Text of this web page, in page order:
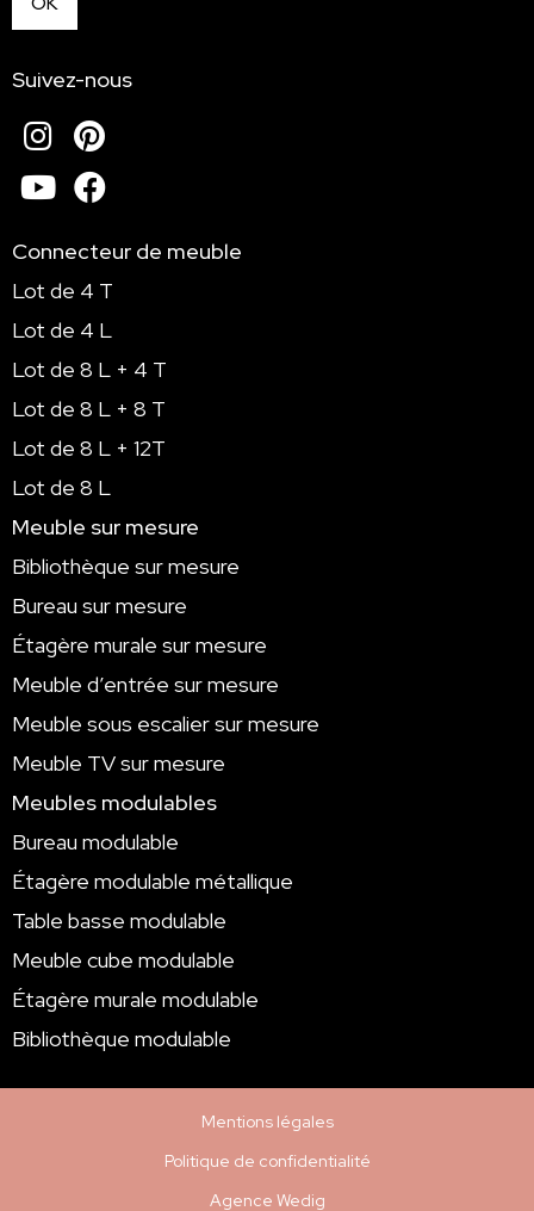
Suivez-nous
Instagram
Pinterest
YoutubeFacebook
Connecteur de meuble
Lot de 4 T
Lot de 4 L
Lot de 8 L + 4 T
Lot de 8 L + 8 T
Lot de 8 L + 12T
Lot de 8 L
Meuble sur mesure
Bibliothèque sur mesure
Bureau sur mesure
Étagère murale sur mesure
Meuble d’entrée sur mesure
Meuble sous escalier sur mesure
Meuble TV sur mesure
Meubles modulables
Bureau modulable
Étagère modulable métallique
Table basse modulable
Meuble cube modulable
Étagère murale modulable
Bibliothèque modulable
Mentions légales
Politique de confidentialité
Agence Wedig